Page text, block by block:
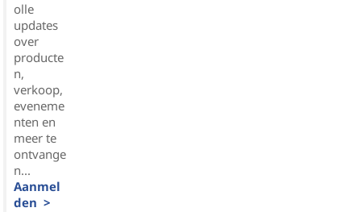
olle
updates
over
producte
n,
verkoop,
eveneme
nten en
meer te
ontvange
n...
Aanmel
den >